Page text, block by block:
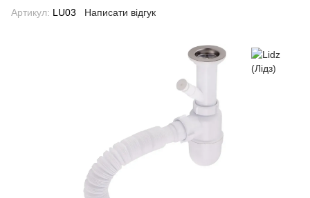
Артикул: LU03 Написати відгук